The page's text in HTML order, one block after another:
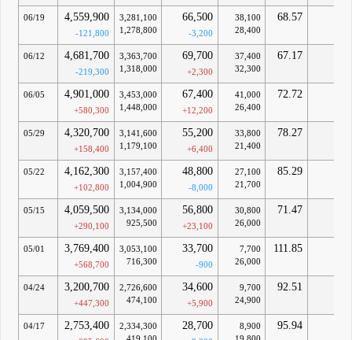
06/19 4,559,900
-121,800
3,281,100
1,278,800
66,500
-3,200
38,100
28,400
68.57
06/12 4,681,700
-219,300
3,363,700
1,318,000
69,700
+2,300
37,400
32,300
67.17
06/05 4,901,000
+580,300
3,453,000
1,448,000
67,400
+12,200
41,000
26,400
72.72
05/29 4,320,700
+158,400
3,141,600
1,179,100
55,200
+6,400
33,800
21,400
78.27
05/22 4,162,300
+102,800
3,157,400
1,004,900
48,800
-8,000
27,100
21,700
85.29
05/15 4,059,500
+290,100
3,134,000
925,500
56,800
+23,100
30,800
26,000
71.47
05/01 3,769,400
+568,700
3,053,100
716,300
33,700
-900
7,700
26,000
111.85
04/24 3,200,700
+447,300
2,726,600
474,100
34,600
+5,900
9,700
24,900
92.51
04/17 2,753,400
2,334,300
419,100
28,700
8,900
19,800
95.94